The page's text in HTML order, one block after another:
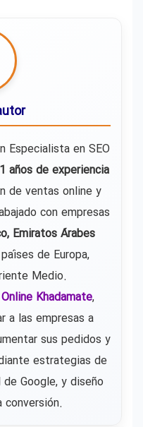
Especialista en SEO
años de experiencia
de ventas online y
con empresas
Emiratos Árabes
de Europa,
Medio.
Online Khadamate,
a las empresas a
sus pedidos y
estrategias de
de Google, y diseño